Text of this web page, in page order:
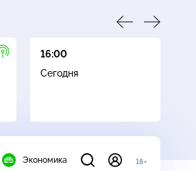
16:00
Сегодня
Экономика 18+